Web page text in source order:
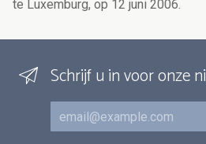
Schrijf u in voor onze
E-mail